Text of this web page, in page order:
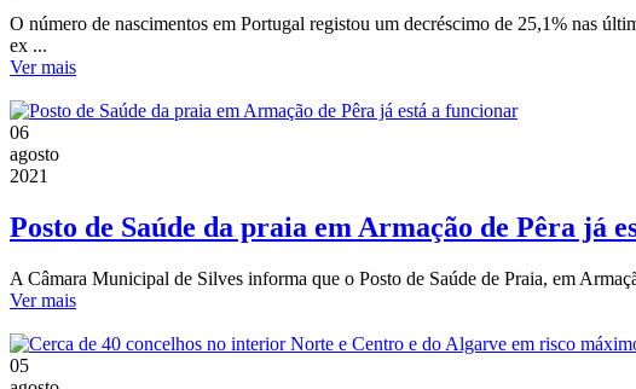
O número de nascimentos em Portugal registou um decréscimo de 25,1% nas
ex ...
Ver mais
06
agosto
2021
Posto de Saúde da praia em Armação de Pêra já
A Câmara Municipal de Silves informa que o Posto de Saúde de Praia, em
Ver mais
05